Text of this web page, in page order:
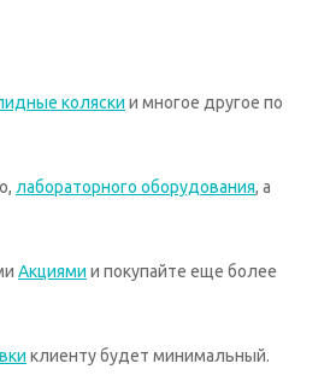
коляски и многое другое по
лабораторного оборудования, а
Акциями и покупайте еще более
клиенту будет минимальный.